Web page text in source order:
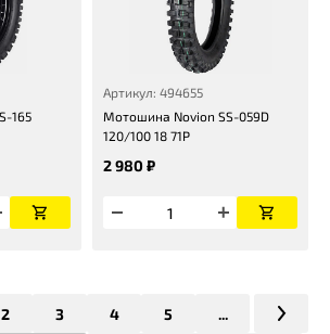
165
Артикул: 494655
Мотошина Novion SS-059D
120/100 18 71P
2 980 ₽
2 3 4 5 ...